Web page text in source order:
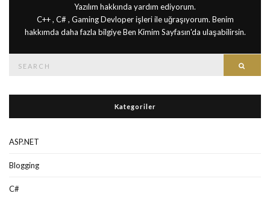
Yazılım hakkında yardım ediyorum.
C++ , C# , Gaming Devloper işleri ile uğraşıyorum. Benim
hakkımda daha fazla bilgiye Ben Kimim Sayfasın'da ulaşabilirsin.
Kategoriler
ASP.NET
Blogging
C#